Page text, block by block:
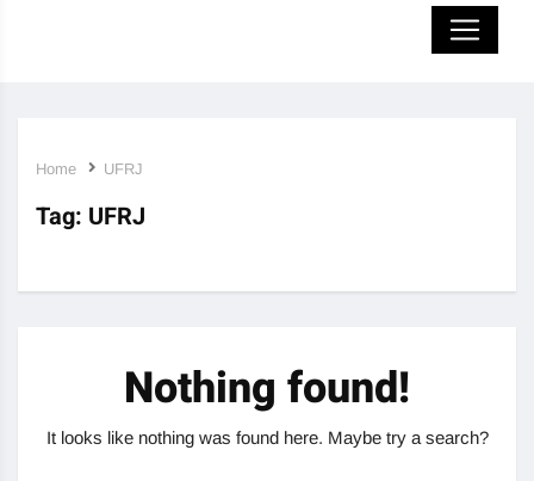
Home UFRJ
Tag: UFRJ
Nothing found!
It looks like nothing was found here. Maybe try a search?